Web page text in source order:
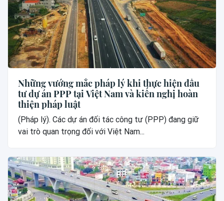
Những vướng mắc pháp lý khi thực hiện đầu
tư dự án PPP tại Việt Nam và kiến nghị hoàn
thiện pháp luật
(Pháp lý). Các dự án đối tác công tư (PPP) đang giữ
vai trò quan trọng đối với Việt Nam...